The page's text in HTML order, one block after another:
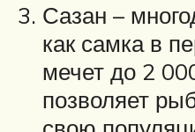
Сазан –
как самка в
мечет до 2
позволяет